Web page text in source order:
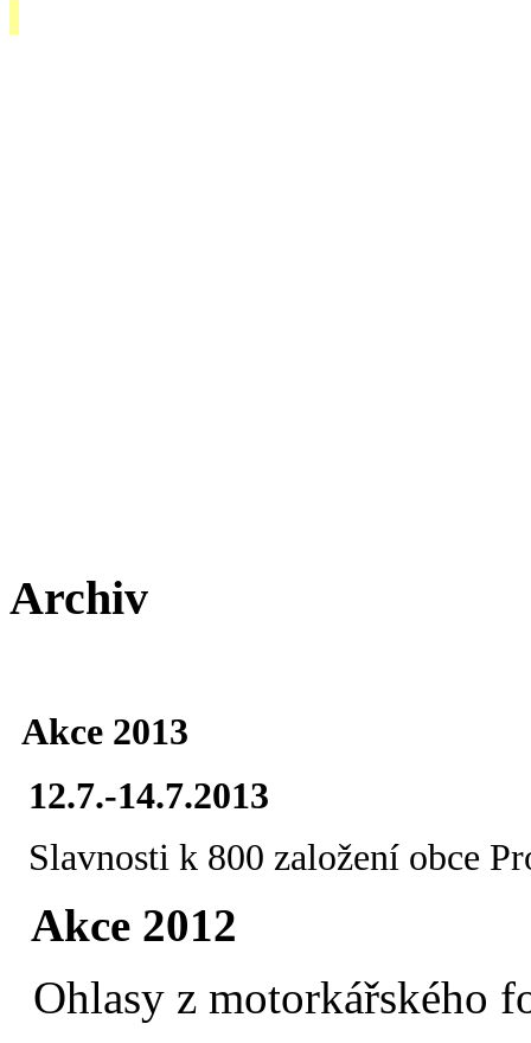
Archiv
Akce 2013
12.7.-14.7.2013
Slavnosti k 800 založení obce
Akce 2012
Ohlasy z motorkářského